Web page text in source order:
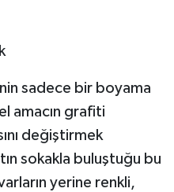
sadece bir boyama
amacın grafiti
değiştirmek
sokakla buluştuğu bu
yerine renkli,